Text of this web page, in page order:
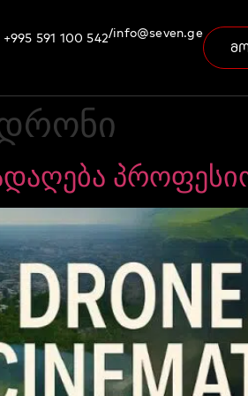
+995 591 100 542/info@seven.ge